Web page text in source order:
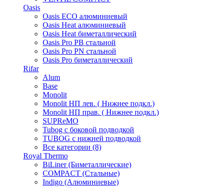
Oasis
Oasis ECO алюминиевый
Oasis Heat алюминиевый
Oasis Heat биметаллический
Oasis Pro PB стальной
Oasis Pro PN стальной
Oasis Pro биметаллический
Rifar
Alum
Base
Monolit
Monolit НП лев. ( Нижнее подкл.)
Monolit НП прав. ( Нижнее подкл.)
SUPReMO
Tubog с боковой подводкой
TUBOG с нижней подводкой
Все категории (8)
Royal Thermo
BiLiner (Биметаллические)
COMPACT (Стальные)
Indigo (Алюминиевые)